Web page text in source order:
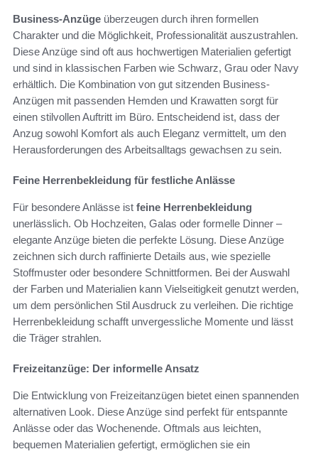
Business-Anzüge überzeugen durch ihren formellen
Charakter und die Möglichkeit, Professionalität auszustrahlen.
Diese Anzüge sind oft aus hochwertigen Materialien gefertigt
und sind in klassischen Farben wie Schwarz, Grau oder Navy
erhältlich. Die Kombination von gut sitzenden Business-
Anzügen mit passenden Hemden und Krawatten sorgt für
einen stilvollen Auftritt im Büro. Entscheidend ist, dass der
Anzug sowohl Komfort als auch Eleganz vermittelt, um den
Herausforderungen des Arbeitsalltags gewachsen zu sein.
Feine Herrenbekleidung für festliche Anlässe
Für besondere Anlässe ist feine Herrenbekleidung
unerlässlich. Ob Hochzeiten, Galas oder formelle Dinner –
elegante Anzüge bieten die perfekte Lösung. Diese Anzüge
zeichnen sich durch raffinierte Details aus, wie spezielle
Stoffmuster oder besondere Schnittformen. Bei der Auswahl
der Farben und Materialien kann Vielseitigkeit genutzt werden,
um dem persönlichen Stil Ausdruck zu verleihen. Die richtige
Herrenbekleidung schafft unvergessliche Momente und lässt
die Träger strahlen.
Freizeitanzüge: Der informelle Ansatz
Die Entwicklung von Freizeitanzügen bietet einen spannenden
alternativen Look. Diese Anzüge sind perfekt für entspannte
Anlässe oder das Wochenende. Oftmals aus leichten,
bequemen Materialien gefertigt, ermöglichen sie ein